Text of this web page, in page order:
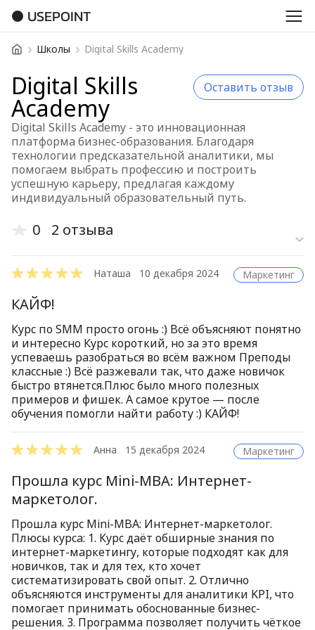
USEPOINT
Школы Digital Skills Academy
Digital Skills
Academy
Digital Skills Academy - это инновационная
платформа бизнес-образования. Благодаря
технологии предсказательной аналитики, мы
помогаем выбрать профессию и построить
успешную карьеру, предлагая каждому
индивидуальный образовательный путь.
0 2 отзыва
Новые
Сначала
Наташа 10 декабря 2024 Маркетинг
КАЙФ!
Курс по SMM просто огонь :) Всё объясняют понятно
и интересно Курс короткий, но за это время
успеваешь разобраться во всём важном Преподы
классные :) Всё разжевали так, что даже новичок
быстро втянется.Плюс было много полезных
примеров и фишек. А самое крутое — после
обучения помогли найти работу :) КАЙФ!
Анна 15 декабря 2024 Маркетинг
Прошла курс Mini-MBA: Интернет-
маркетолог.
Прошла курс Mini-MBA: Интернет-маркетолог.
Плюсы курса: 1. Курс даёт обширные знания по
интернет-маркетингу, которые подходят как для
новичков, так и для тех, кто хочет
систематизировать свой опыт. 2. Отлично
объясняются инструменты для аналитики KPI, что
помогает принимать обоснованные бизнес-
решения. 3. Программа позволяет получить чёткое
Оставить отзыв